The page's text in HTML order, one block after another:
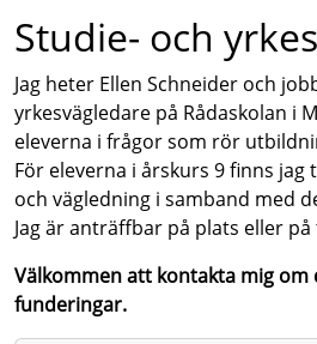
Studie- och
Jag heter Ellen Schneider och
yrkesvägledare på Rådaskolan i
eleverna i frågor som rör
För eleverna i årskurs 9 finns
och vägledning i samband med
Jag är anträffbar på plats eller
Välkommen att kontakta mig
funderingar.